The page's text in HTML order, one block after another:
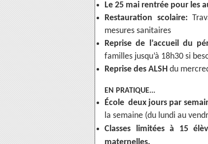
Le 25 mai rentrée pour les
Restauration scolaire:
mesures sanitaires
Reprise de l’accueil du
familles jusqu’à 18h30 si
Reprise des ALSH du
EN PRATIQUE...
École deux jours par
la semaine (du lundi au
Classes limitées à 15